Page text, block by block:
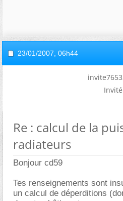
23/01/2007, 06h44
Invité
Re : calcul de la
radiateurs
Bonjour cd59
Tes renseignements sont
un calcul de déperditions